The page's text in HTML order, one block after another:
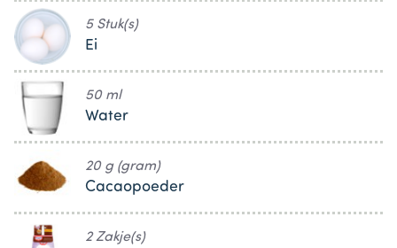
5 Stuk(s)
Ei
50 ml
Water
20 g (gram)
Cacaopoeder
2 Zakje(s)